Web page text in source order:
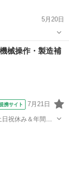
5月20日
28インチ
械操作・製造補
携サイト 7月21日
祝休み＆年間休